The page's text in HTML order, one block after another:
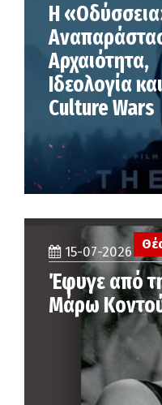
Η
Αρχαιότητα,
Ιδεολογία και
Culture Wars
15-07-2026
Έφυγε από
Μάρω